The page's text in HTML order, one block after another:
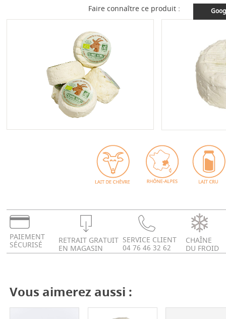
Faire connaître ce produit :
PAIEMENT
SÉCURISÉ RETRAIT GRATUIT
EN MAGASIN
SERVICE CLIENT
04 76 46 32 62
CHAÎNE
DU FROID
Vous aimerez aussi :